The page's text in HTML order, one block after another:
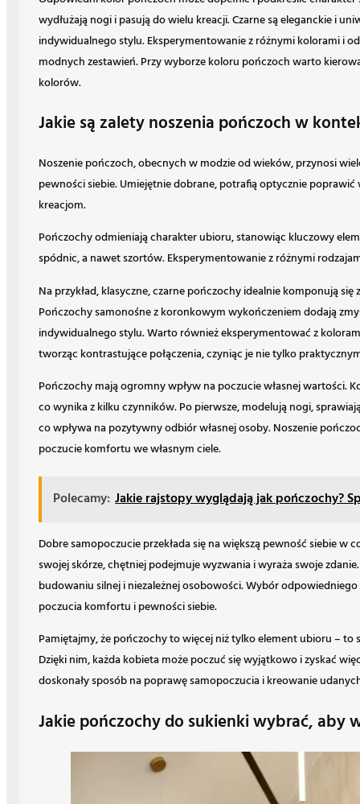
wydłużają nogi i pasują do wielu kreacji. Czarne są eleganckie i
indywidualnego stylu. Eksperymentowanie z różnymi kolorami i
modnych zestawień. Przy wyborze koloru pończoch warto
kolorów.
Jakie są zalety noszenia pończoch w
Noszenie pończoch, obecnych w modzie od wieków, przynosi
pewności siebie. Umiejętnie dobrane, potrafią optycznie
kreacjom.
Pończochy odmieniają charakter ubioru, stanowiąc kluczowy
spódnic, a nawet szortów. Eksperymentowanie z różnymi
Na przykład, klasyczne, czarne pończochy idealnie komponują
Pończochy samonośne z koronkowym wykończeniem dodają
indywidualnego stylu. Warto również eksperymentować z
tworząc kontrastujące połączenia, czyniąc je nie tylko
Pończochy mają ogromny wpływ na poczucie własnej wartości.
co wynika z kilku czynników. Po pierwsze, modelują nogi,
co wpływa na pozytywny odbiór własnej osoby. Noszenie
poczucie komfortu we własnym ciele.
Polecamy: Jakie rajstopy wyglądają jak pończochy?
Dobre samopoczucie przekłada się na większą pewność siebie
swojej skórze, chętniej podejmuje wyzwania i wyraża swoje
budowaniu silnej i niezależnej osobowości. Wybór
poczucia komfortu i pewności siebie.
Pamiętajmy, że pończochy to więcej niż tylko element ubioru – to
Dzięki nim, każda kobieta może poczuć się wyjątkowo i zyskać
doskonały sposób na poprawę samopoczucia i kreowanie
Jakie pończochy do sukienki wybrać, aby